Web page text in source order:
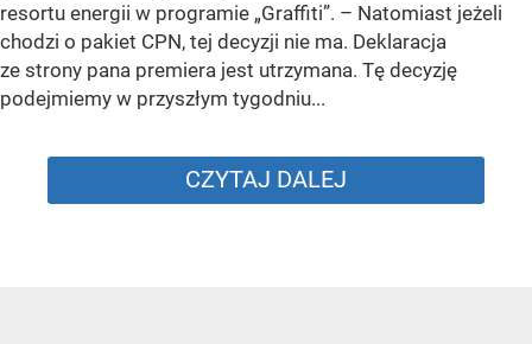
resortu energii w programie „Graffiti”. – Natomiast jeżeli
chodzi o pakiet CPN, tej decyzji nie ma. Deklaracja
ze strony pana premiera jest utrzymana. Tę decyzję
podejmiemy w przyszłym tygodniu...
CZYTAJ DALEJ